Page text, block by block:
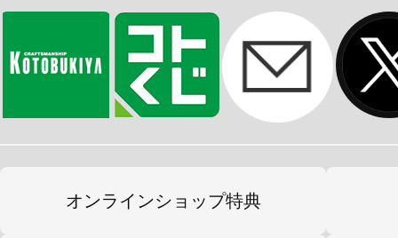
マブラヴポータルサイト
https://muvluv.com/
Steamストアページ
オンラインショップ特典